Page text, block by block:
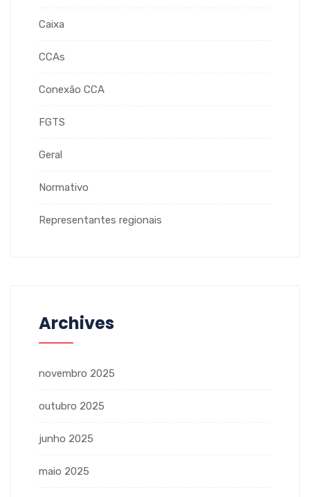
Caixa
CCAs
Conexão CCA
FGTS
Geral
Normativo
Representantes regionais
Archives
novembro 2025
outubro 2025
junho 2025
maio 2025